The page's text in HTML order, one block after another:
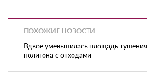
ПОХОЖИЕ НОВОСТИ
Вдвое уменьшилась площадь тушения
полигона с отходами